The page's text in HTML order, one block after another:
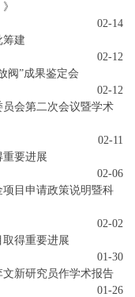
02-14
筹建
02-12
阀”成果鉴定会
02-12
会第二次会议暨学术
02-11
要进展
02-06
目申请政策说明暨科
02-02
得重要进展
01-30
新研究员作学术报告
01-26